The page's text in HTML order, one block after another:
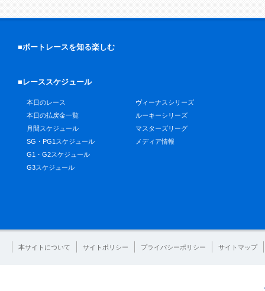
■ボートレースを知る楽しむ
■レーススケジュール
本日のレース
本日の払戻金一覧
月間スケジュール
SG・PG1スケジュール
G1・G2スケジュール
G3スケジュール
ヴィーナスシリーズ
ルーキーシリーズ
マスターズリーグ
メディア情報
本サイトについて サイトポリシー プライバシーポリシー サイトマップ